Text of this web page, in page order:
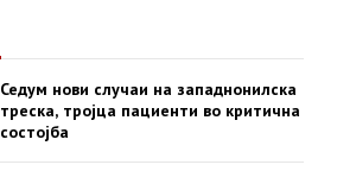
Седум нови случаи на западнонилска
треска, тројца пациенти во критична
состојба